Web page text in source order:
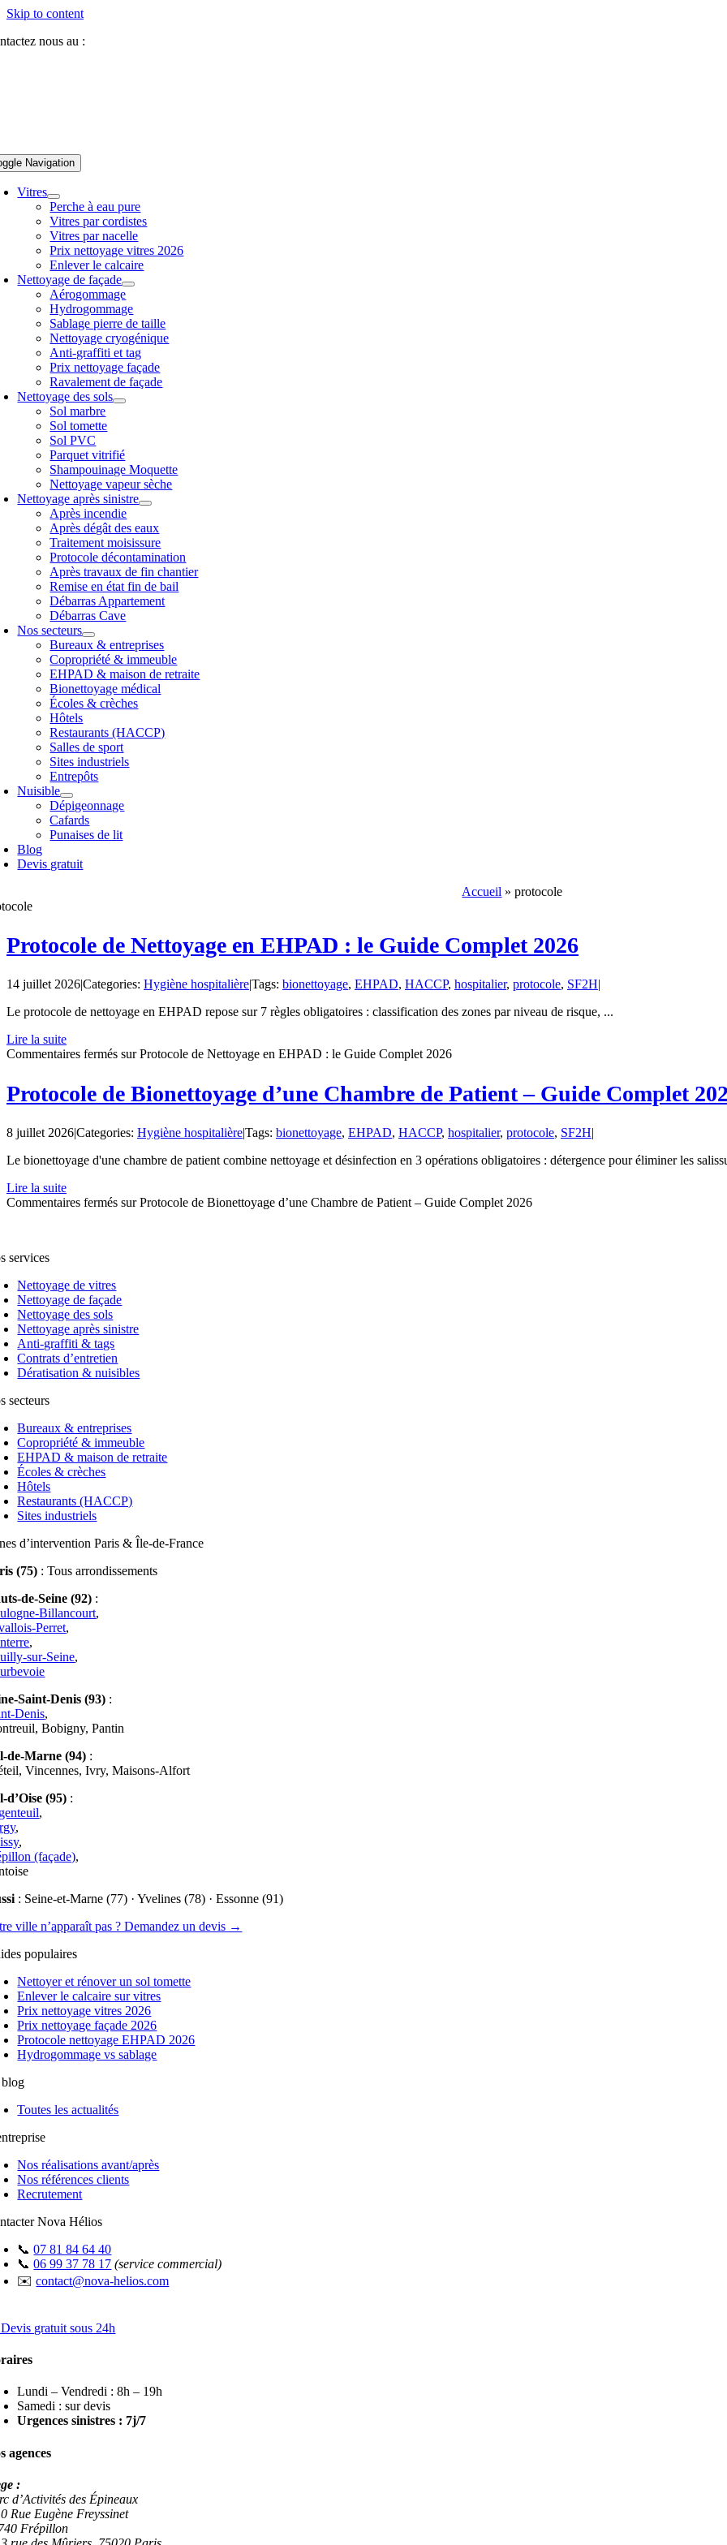
Skip to content
nous au :
Navigation
Vitres
Perche à eau pure
Vitres par cordistes
Vitres par nacelle
Prix nettoyage vitres 2026
Enlever le calcaire
Nettoyage de façade
Aérogommage
Hydrogommage
Sablage pierre de taille
Nettoyage cryogénique
Anti-graffiti et tag
Prix nettoyage façade
Ravalement de façade
Nettoyage des sols
Sol marbre
Sol tomette
Sol PVC
Parquet vitrifié
Shampouinage Moquette
Nettoyage vapeur sèche
Nettoyage après sinistre
Après incendie
Après dégât des eaux
Traitement moisissure
Protocole décontamination
Après travaux de fin chantier
Remise en état fin de bail
Débarras Appartement
Débarras Cave
Nos secteurs
Bureaux & entreprises
Copropriété & immeuble
EHPAD & maison de retraite
Bionettoyage médical
Écoles & crèches
Hôtels
Restaurants (HACCP)
Salles de sport
Sites industriels
Entrepôts
Nuisible
Dépigeonnage
Cafards
Punaises de lit
Blog
Devis gratuit
Accueil »protocole
Protocole de Nettoyage en EHPAD : le Guide Complet 2026
14 juillet 2026Categories: Hygiène hospitalièreTags: bionettoyage, EHPAD, HACCP, hospitalier, protocole, SF2H
Le protocole de nettoyage en EHPAD repose sur 7 règles obligatoires : classification des zones par niveau de risque, ...
Lire la suite
Commentaires fermés sur Protocole de Nettoyage en EHPAD : le Guide Complet 2026
Protocole de Bionettoyage d’une Chambre de Patient – Guide Complet
8 juillet 2026|Categories: Hygiène hospitalière|Tags: bionettoyage, EHPAD, HACCP, hospitalier, protocole, SF2H|
Le bionettoyage d'une chambre de patient combine nettoyage et désinfection en 3 opérations obligatoires : détergence pour éliminer les
Lire la suite
Commentaires fermés sur Protocole de Bionettoyage d’une Chambre de Patient – Guide Complet 2026
services
Nettoyage de vitres
Nettoyage de façade
Nettoyage des sols
Nettoyage après sinistre
Anti-graffiti & tags
Contrats d’entretien
Dératisation & nuisibles
secteurs
Bureaux & entreprises
Copropriété & immeuble
EHPAD & maison de retraite
Écoles & crèches
Hôtels
Restaurants (HACCP)
Sites industriels
d’intervention Paris & Île-de-France
(75) : Tous arrondissements
de-Seine (92) :
Billancourt,
Perret,
,
sur-Seine,
Saint-Denis (93) :
Denis,
Bobigny, Pantin
de-Marne (94) :
Vincennes, Ivry, Maisons-Alfort
d’Oise (95) :
,
,
,
(façade),
: Seine-et-Marne (77) · Yvelines (78) · Essonne (91)
ville n’apparaît pas ? Demandez un devis →
populaires
Nettoyer et rénover un sol tomette
Enlever le calcaire sur vitres
Prix nettoyage vitres 2026
Prix nettoyage façade 2026
Protocole nettoyage EHPAD 2026
Hydrogommage vs sablage
Toutes les actualités
Nos réalisations avant/après
Nos références clients
Recrutement
Nova Hélios
📞07 81 84 64 40
📞06 99 37 78 17 (service commercial)
✉️contact@nova-helios.com
gratuit sous 24h
Lundi – Vendredi : 8h – 19h
Samedi : sur devis
Urgences sinistres : 7j/7
agences
:
d’Activités des Épineaux
Rue Eugène Freyssinet
Frépillon